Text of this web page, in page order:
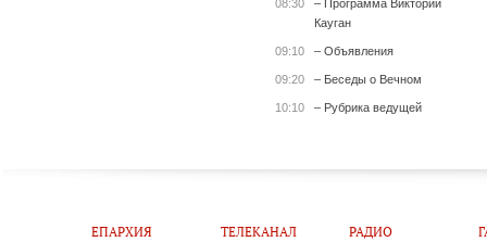
08:30
– Программа Виктории
Кауган
09:10 – Объявления
09:20 – Беседы о Вечном
10:10 – Рубрика ведущей
ЕПАРХИЯ
ТЕЛЕКАНАЛ
РАДИО